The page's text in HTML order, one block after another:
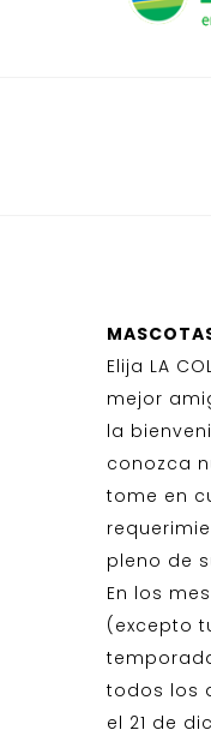
Elija LA
mejor
la
conozca
tome en
pleno de
En los
(excepto
todos los
el 21 de